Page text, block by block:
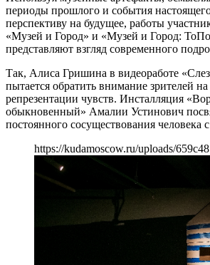
периоды прошлого и события
перспективу на будущее, работы
«Музей и Город» и «Музей и Город:
представляют взгляд современного
Так, Алиса Гришина в видеоработе
пытается обратить внимание зрителей
репрезентации чувств. Инсталляция
обыкновенный» Амалии Устинович
постоянного сосуществования человека
https://kudamoscow.ru/uploads/